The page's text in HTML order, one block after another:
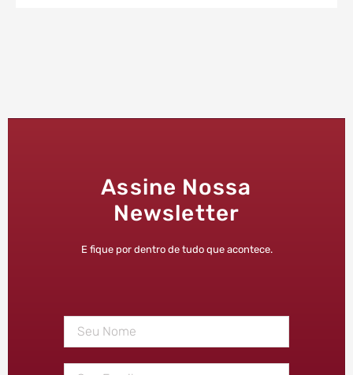
Assine Nossa
Newsletter
E fique por dentro de tudo que acontece.